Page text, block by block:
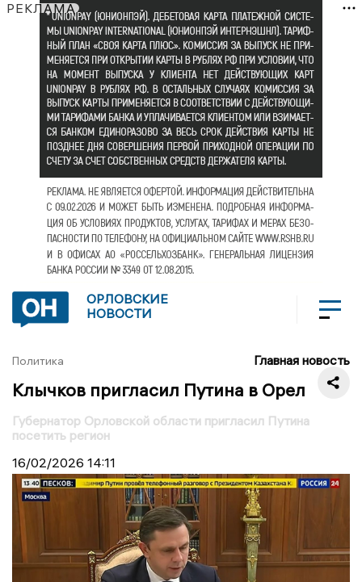
РЕКЛАМА
ОРЛОВСКИЕ
НОВОСТИ
Политика Главная новость
Клычков пригласил Путина в Орел
Губернатор Орловской области пригласил Путина
посетить регион
16/02/2026 14:11